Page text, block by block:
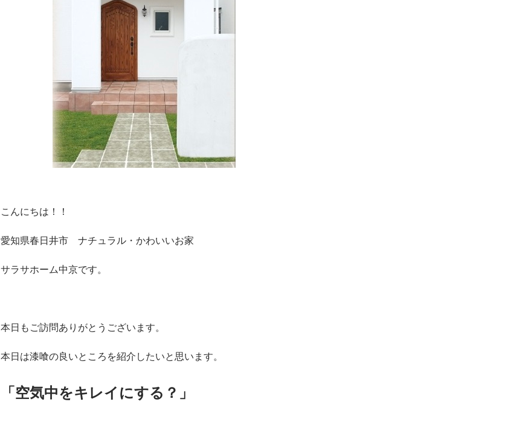
こんにちは！！
愛知県春日井市 ナチュラル・かわいいお家
サラサホーム中京です。
本日もご訪問ありがとうございます。
本日は漆喰の良いところを紹介したいと思います。
「空気中をキレイにする？」